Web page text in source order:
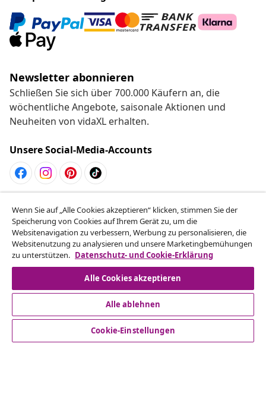
Newsletter abonnieren
Schließen Sie sich über 700.000 Käufern an, die
wöchentliche Angebote, saisonale Aktionen und
Neuheiten von vidaXL erhalten.
Unsere Social-Media-Accounts
Vom Vertrag zurücktreten
Reiche einen Widerrufsantrag für deine Bestellung
ein.
Vom Vertrag zurücktreten
Kundenservice
Wenn Sie auf „Alle Cookies akzeptieren“ klicken, stimmen Sie der
Speicherung von Cookies auf Ihrem Gerät zu, um die
Websitenavigation zu verbessern, Werbung zu personalisieren, die
Websitenutzung zu analysieren und unsere Marketingbemühungen
zu unterstützen. Datenschutz- und Cookie-Erklärung
Alle Cookies akzeptieren
Alle ablehnen
Cookie-Einstellungen